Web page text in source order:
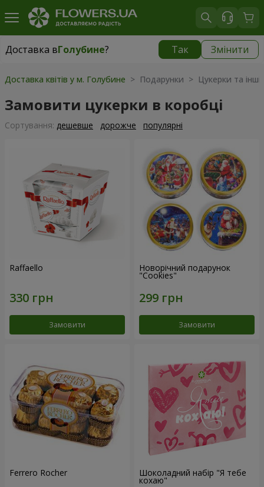
Доставка вГолубине? Так Змінити
Доставка вГолубине|
Доставка квітів у м. Голубине > Подарунки > Цукерки та інші
Замовити цукерки в коробці
Сортування: дешевше дорожче популярні
Raffaello
Замовити
Новорічний подарунок
"Cookies"
Замовити
Ferrero Rocher Шоколадний набір "Я тебе
кохаю"